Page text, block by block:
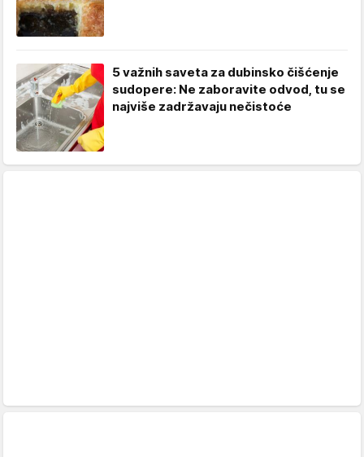
5 važnih saveta za dubinsko čišćenje
sudopere: Ne zaboravite odvod, tu se
najviše zadržavaju nečistoće